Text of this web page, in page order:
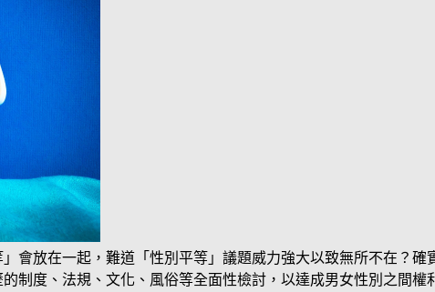
會放在一起，難道「性別平等」議題威力強大以致無所不在？
制度、法規、文化、風俗等全面性檢討，以達成男女性別之間